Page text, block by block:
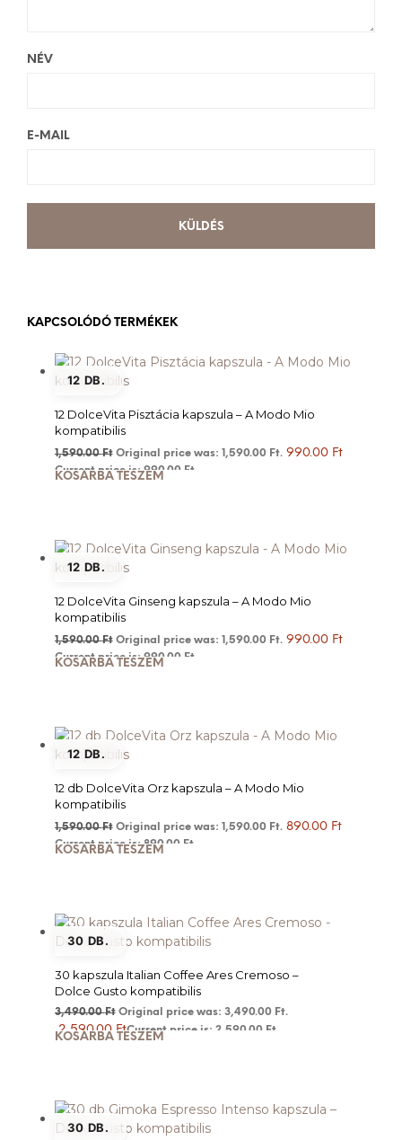
NÉV
E-MAIL
KAPCSOLÓDÓ TERMÉKEK
12 DB.
12 DolceVita Pisztácia kapszula – A Modo Mio
kompatibilis
1,590.00Ft Original price was: 1,590.00 Ft. 990.00 Ft
Current price is: 990.00 Ft.
KOSÁRBA TESZEM
12 DB.
12 DolceVita Ginseng kapszula – A Modo Mio
kompatibilis
1,590.00Ft Original price was: 1,590.00 Ft. 990.00 Ft
Current price is: 990.00 Ft.
KOSÁRBA TESZEM
12 DB.
12 db DolceVita Orz kapszula – A Modo Mio
kompatibilis
1,590.00Ft Original price was: 1,590.00 Ft. 890.00 Ft
Current price is: 890.00 Ft.
KOSÁRBA TESZEM
30 DB.
30 kapszula Italian Coffee Ares Cremoso –
Dolce Gusto kompatibilis
3,490.00Ft Original price was: 3,490.00 Ft.
2,590.00 FtCurrent price is: 2,590.00 Ft.
KOSÁRBA TESZEM
30 DB.